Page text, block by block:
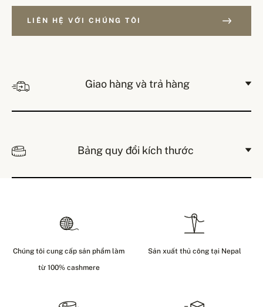
LIÊN HỆ VỚI CHÚNG TÔI
Giao hàng và trả hàng
Bảng quy đổi kích thước
Chúng tôi cung cấp sản phẩm làm
từ 100% cashmere
Sản xuất thủ công tại Nepal